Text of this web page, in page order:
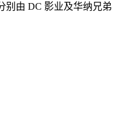
别由 DC 影业及华纳兄弟